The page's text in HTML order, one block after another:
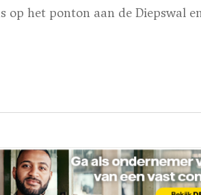
op het ponton aan de Diepswal